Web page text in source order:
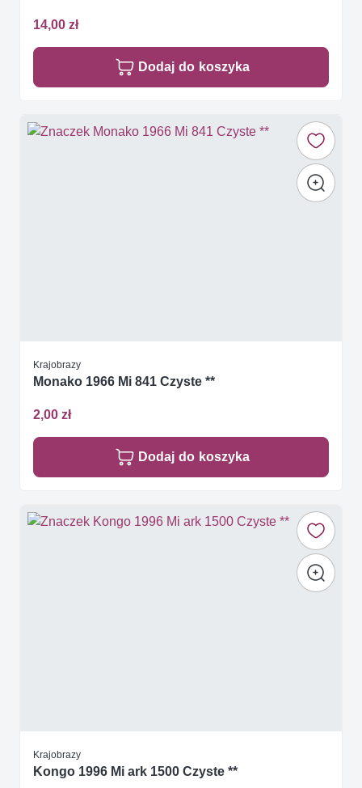
14,00 zł
Dodaj do koszyka
Krajobrazy
Monako 1966 Mi 841 Czyste **
2,00 zł
Dodaj do koszyka
Krajobrazy
Kongo 1996 Mi ark 1500 Czyste **